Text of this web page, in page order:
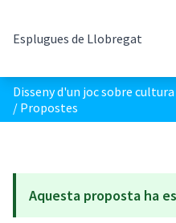
Esplugues de Llobregat
/ Propostes
Aquesta proposta ha